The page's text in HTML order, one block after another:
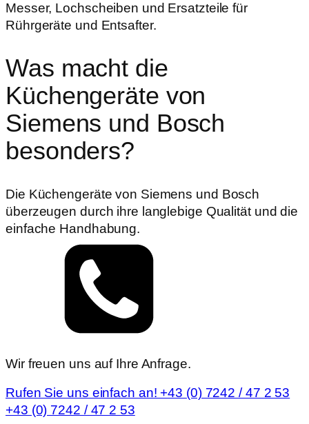
Messer, Lochscheiben und Ersatzteile für
Rührgeräte und Entsafter.
Was macht die
Küchengeräte von
Siemens und Bosch
besonders?
Die Küchengeräte von Siemens und Bosch
überzeugen durch ihre langlebige Qualität und die
einfache Handhabung.
Wir freuen uns auf Ihre Anfrage.
Rufen Sie uns einfach an! +43 (0) 7242 / 47 2 53
+43 (0) 7242 / 47 2 53